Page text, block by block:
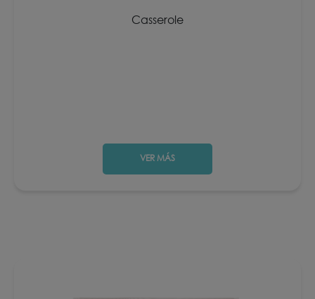
Casserole
VER MÁS